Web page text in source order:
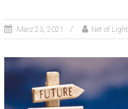
März 23, 2021 Net of Light